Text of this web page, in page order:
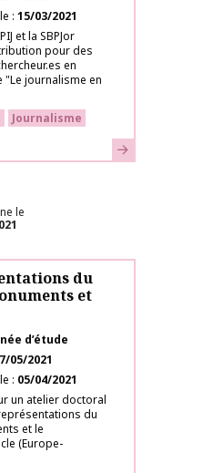
15/03/2021
et la SBPJor
pour des
en
journalisme en
Journalisme
En savoir plus
le
du
et
d’étude
05/2021
05/04/2021
un atelier doctoral
du
et le
(Europe-